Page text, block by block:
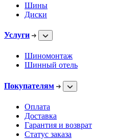
Шины
Диски
Услуги
Шиномонтаж
Шинный отель
Покупателям
Оплата
Доставка
Гарантия и возврат
Статус заказа